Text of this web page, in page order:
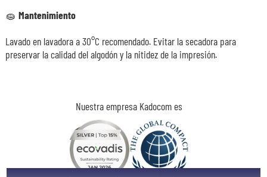
Nuestra empresa Kadocom es
🧽 Mantenimiento
Lavado en lavadora a 30°C recomendado. Evitar la secadora para
preservar la calidad del algodón y la nitidez de la impresión.